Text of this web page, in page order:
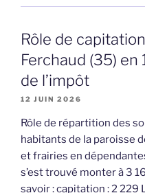
Rôle de
Ferchaud (35)
de l’impôt
12 JUIN 2026
Rôle de répartition des
habitants de la paroisse
et frairies en
s’est trouvé monter à 3
savoir : capitation : 2 229